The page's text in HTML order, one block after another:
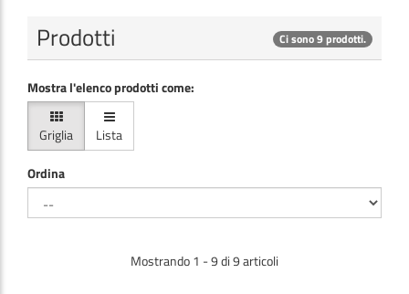
Prodotti Ci sono 9 prodotti.
Mostra l'elenco prodotti come:
Griglia
Lista
Ordina
Mostrando 1 - 9 di 9 articoli